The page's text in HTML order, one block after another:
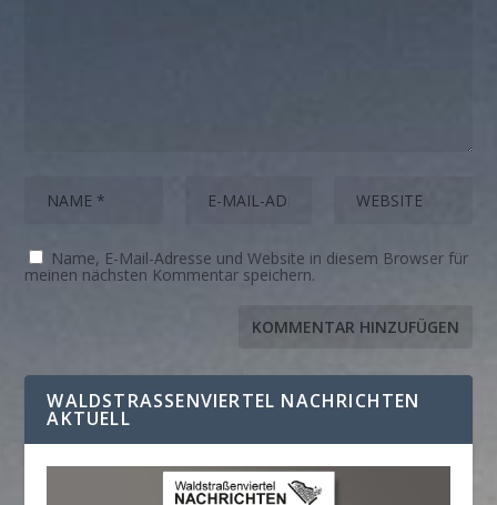
Name, E-Mail-Adresse und Website in diesem Browser für
meinen nächsten Kommentar speichern.
WALDSTRASSENVIERTEL NACHRICHTEN A
KTUELL